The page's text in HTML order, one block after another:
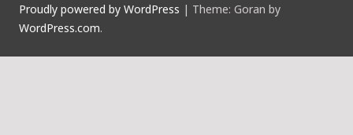
Proudly powered by WordPress | Theme: Goran by
WordPress.com.